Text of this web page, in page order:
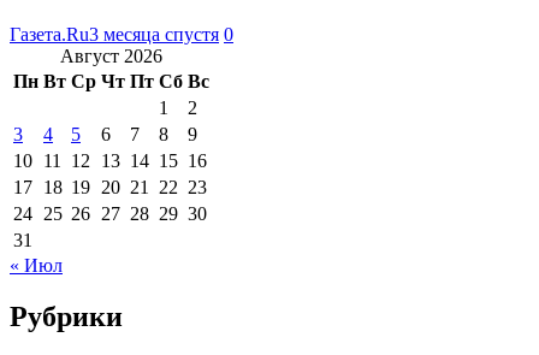
Газета.Ru3 месяца спустя 0
Август 2026
Пн Вт Ср Чт Пт Сб Вс
1
2
3
4 5 6 7 8
9
10 11 12 13 14 15 16
17 18 19 20 21 22 23
24 25 26 27 28 29 30
31
« Июл
Рубрики